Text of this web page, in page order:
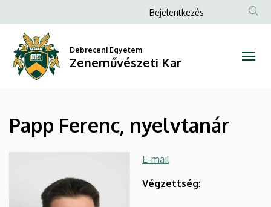
Ferenc,
nyelvtanár
Kar
a
tartalomra
Anonim
menüje
Bejelentkezés
Debreceni Egyetem
Zeneművészeti Kar
Papp Ferenc, nyelvtanár
E-mail
Végzettség: